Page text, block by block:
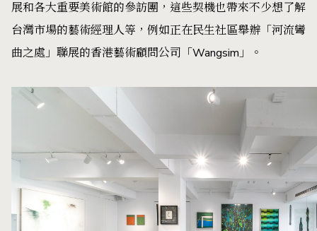
展和各大重要美術館的參訪團，這些契機也帶來不少想了解
台灣市場的藝術經理人等，例如正在民生社區舉辦「河流彎
曲之處」聯展的香港藝術顧問公司「Wangsim」。